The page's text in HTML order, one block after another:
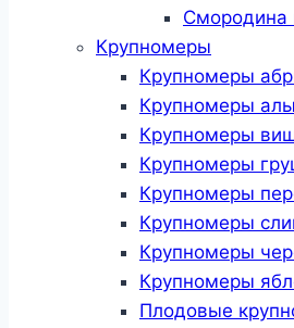
Смородина
Крупномеры
Крупномеры
Крупномеры
Крупномеры
Крупномеры
Крупномеры
Крупномеры
Крупномеры
Крупномеры
Плодовые